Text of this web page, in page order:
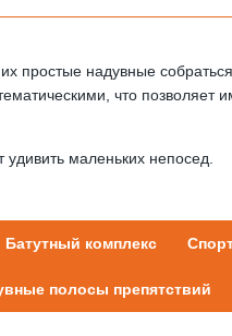
простые надувные
что позволяет
маленьких непосед.
Батутный комплекс
полосы препятствий